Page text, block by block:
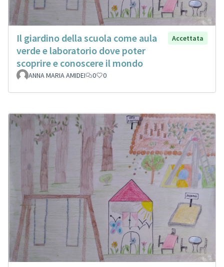
Il giardino della scuola come aula
verde e laboratorio dove poter
scoprire e conoscere il mondo
Accettata
ANNA MARIA AMIDEI 0 0